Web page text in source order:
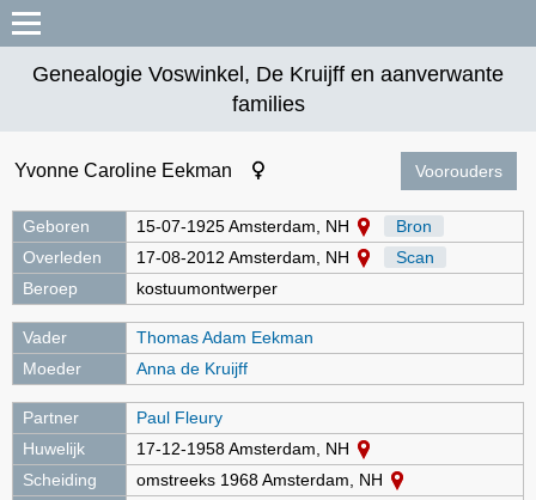
Genealogie Voswinkel, De Kruijff en aanverwante
families
Yvonne Caroline Eekman Voorouders
Geboren 15-07-1925 Amsterdam, NH
Bron
Overleden
17-08-2012 Amsterdam, NH
Scan
Beroep
kostuumontwerper
Vader
Thomas Adam Eekman
Moeder
Anna de Kruijff
Partner
Paul Fleury
Huwelijk
17-12-1958 Amsterdam, NH
Scheiding
omstreeks 1968 Amsterdam, NH